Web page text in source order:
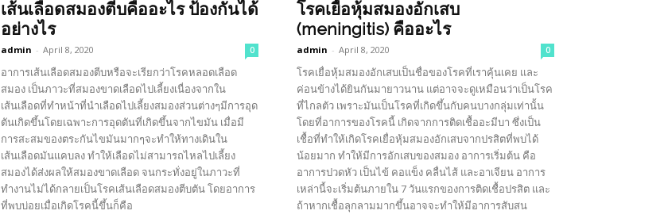
เส้นเลือดสมองตีบคืออะไร ป้องกันได้
อย่างไร
admin - April 8, 2020 0
อาการเส้นเลือดสมองตีบหรือจะเรียกว่าโรคหลอดเลือด
สมอง เป็นภาวะที่สมองขาดเลือดไปเลี้ยงเนื่องจากใน
เส้นเลือดที่ทำหน้าที่นำเลือดไปเลี้ยงสมองส่วนต่างๆมีการอุด
ตันเกิดขึ้นโดยเฉพาะการอุดตันที่เกิดขึ้นจากไขมัน เมื่อมี
การสะสมของตระกันไขมันมากๆจะทำให้ทางเดินใน
เส้นเลือดมันแคบลง ทำให้เลือดไม่สามารถไหลไปเลี้ยง
สมองได้ส่งผลให้สมองขาดเลือด จนกระทั่งอยู่ในภาวะที่
ทำงานไม่ได้กลายเป็นโรคเส้นเลือดสมองตีบตัน โดยอาการ
ที่พบบ่อยเมื่อเกิดโรคนี้ขึ้นก็คือ
โรคเยื้อหุ้มสมองอักเสบ
(meningitis) คืออะไร
admin - April 8, 2020 0
โรคเยื่อหุ้มสมองอักเสบเป็นชื่อของโรคที่เราคุ้นเคย และ
ค่อนข้างได้ยินกันมายาวนาน แต่อาจจะดูเหมือนว่าเป็นโรค
ที่ไกลตัว เพราะมันเป็นโรคที่เกิดขึ้นกับคนบางกลุ่มเท่านั้น
โดยที่อาการของโรคนี้ เกิดจากการติดเชื้ออะมีบา ซึ่งเป็น
เชื้อที่ทำให้เกิดโรคเยื่อหุ้มสมองอักเสบจากปรสิตที่พบได้
น้อยมาก ทำให้มีการอักเสบของสมอง อาการเริ่มต้น คือ
อาการปวดหัว เป็นไข้ คอแข็ง คลื่นไส้ และอาเจียน อาการ
เหล่านี้จะเริ่มต้นภายใน 7 วันแรกของการติดเชื้อปรสิต และ
ถ้าหากเชื้อลุกลามมากขึ้นอาจจะทำให้มีอาการสับสน